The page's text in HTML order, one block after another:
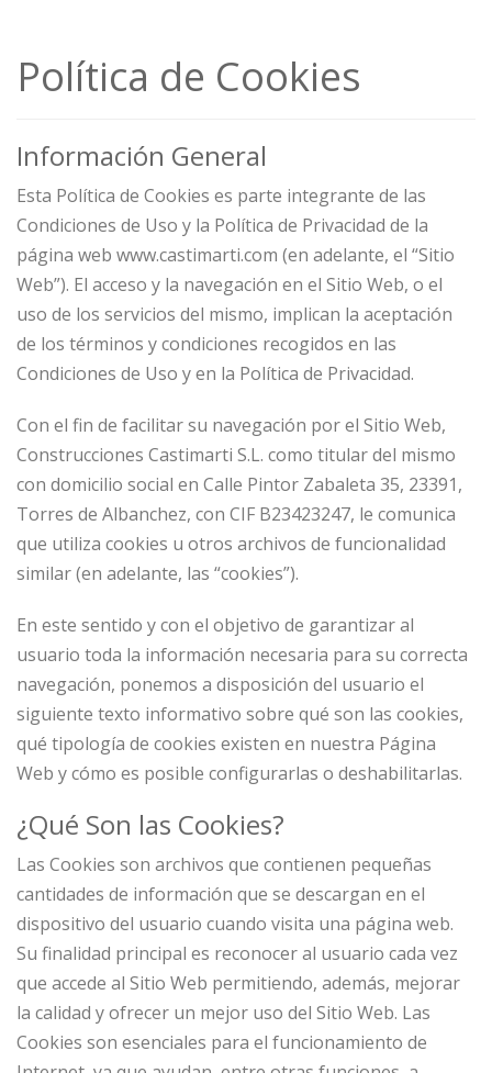
Política de Cookies
Información General
Esta Política de Cookies es parte integrante de las
Condiciones de Uso y la Política de Privacidad de la
página web www.castimarti.com (en adelante, el “Sitio
Web”). El acceso y la navegación en el Sitio Web, o el
uso de los servicios del mismo, implican la aceptación
de los términos y condiciones recogidos en las
Condiciones de Uso y en la Política de Privacidad.
Con el fin de facilitar su navegación por el Sitio Web,
Construcciones Castimarti S.L. como titular del mismo
con domicilio social en Calle Pintor Zabaleta 35, 23391,
Torres de Albanchez, con CIF B23423247, le comunica
que utiliza cookies u otros archivos de funcionalidad
similar (en adelante, las “cookies”).
En este sentido y con el objetivo de garantizar al
usuario toda la información necesaria para su correcta
navegación, ponemos a disposición del usuario el
siguiente texto informativo sobre qué son las cookies,
qué tipología de cookies existen en nuestra Página
Web y cómo es posible configurarlas o deshabilitarlas.
¿Qué Son las Cookies?
Las Cookies son archivos que contienen pequeñas
cantidades de información que se descargan en el
dispositivo del usuario cuando visita una página web.
Su finalidad principal es reconocer al usuario cada vez
que accede al Sitio Web permitiendo, además, mejorar
la calidad y ofrecer un mejor uso del Sitio Web. Las
Cookies son esenciales para el funcionamiento de